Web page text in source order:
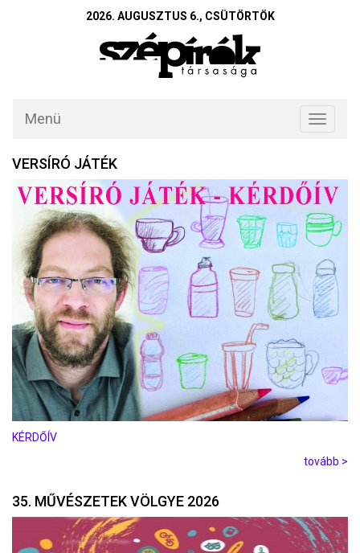
2026. AUGUSZTUS 6., CSÜTÖRTÖK
Toggle
Menü
VERSÍRÓ JÁTÉK
KÉRDŐÍV
tovább >
35. MŰVÉSZETEK VÖLGYE 2026